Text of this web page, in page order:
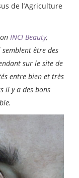
de l’Agriculture
INCI Beauty,
être des
sur le site de
entre bien et très
il y a des bons